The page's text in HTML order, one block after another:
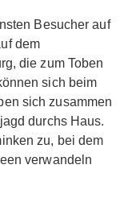
Besucher auf
dem
die zum Toben
sich beim
sich zusammen
durchs Haus.
zu, bei dem
verwandeln